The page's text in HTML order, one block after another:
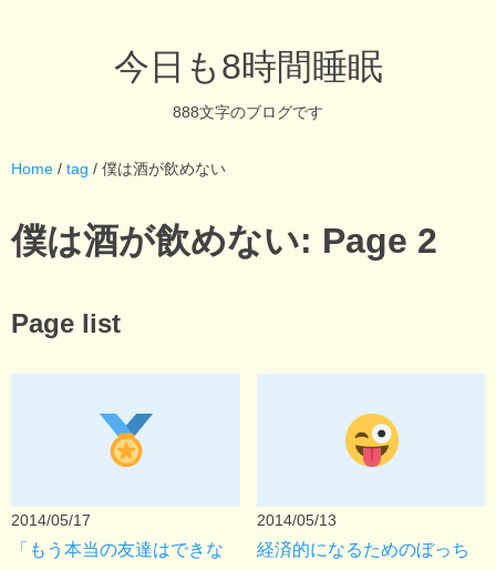
今日も8時間睡眠
888文字のブログです
Home / tag / 僕は酒が飲めない
僕は酒が飲めない: Page 2
Page list
2014/05/17
「もう本当の友達はできな
2014/05/13
経済的になるためのぼっち